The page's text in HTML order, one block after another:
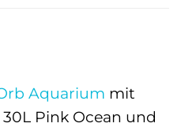
Aquarium mit
Pink Ocean und